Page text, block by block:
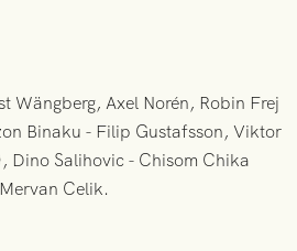
Wängberg, Axel Norén, Robin Frej
Binaku - Filip Gustafsson, Viktor
Dino Salihovic - Chisom Chika
Celik.